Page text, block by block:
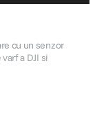
cu un senzor
a DJI si